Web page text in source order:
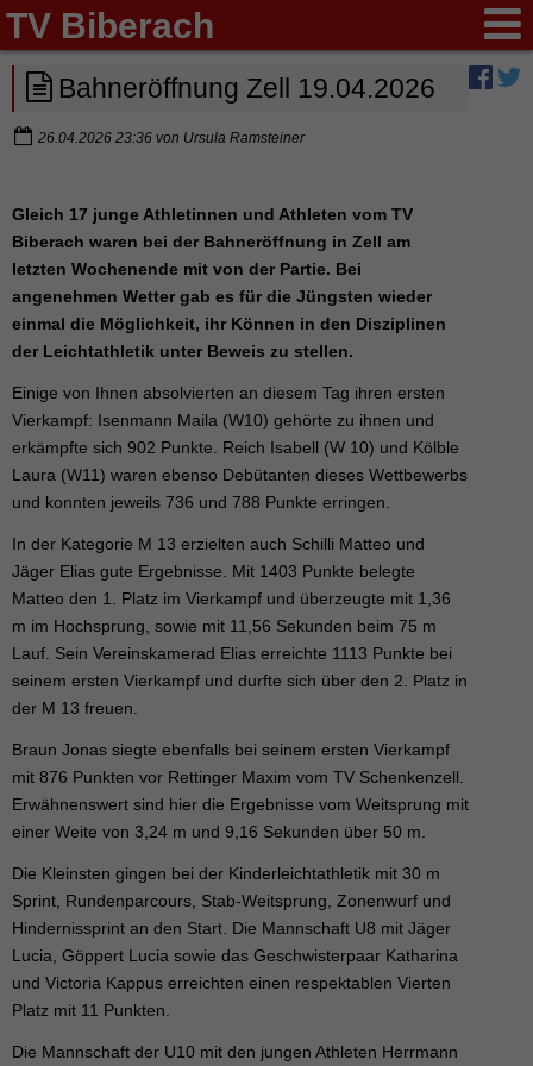
TV Biberach
Bahneröffnung Zell 19.04.2026
26.04.2026 23:36 von Ursula Ramsteiner
Gleich 17 junge Athletinnen und Athleten vom TV
Biberach waren bei der Bahneröffnung in Zell am
letzten Wochenende mit von der Partie. Bei
angenehmen Wetter gab es für die Jüngsten wieder
einmal die Möglichkeit, ihr Können in den Disziplinen
der Leichtathletik unter Beweis zu stellen.
Einige von Ihnen absolvierten an diesem Tag ihren ersten
Vierkampf: Isenmann Maila (W10) gehörte zu ihnen und
erkämpfte sich 902 Punkte. Reich Isabell (W 10) und Kölble
Laura (W11) waren ebenso Debütanten dieses Wettbewerbs
und konnten jeweils 736 und 788 Punkte erringen.
In der Kategorie M 13 erzielten auch Schilli Matteo und
Jäger Elias gute Ergebnisse. Mit 1403 Punkte belegte
Matteo den 1. Platz im Vierkampf und überzeugte mit 1,36
m im Hochsprung, sowie mit 11,56 Sekunden beim 75 m
Lauf. Sein Vereinskamerad Elias erreichte 1113 Punkte bei
seinem ersten Vierkampf und durfte sich über den 2. Platz in
der M 13 freuen.
Braun Jonas siegte ebenfalls bei seinem ersten Vierkampf
mit 876 Punkten vor Rettinger Maxim vom TV Schenkenzell.
Erwähnenswert sind hier die Ergebnisse vom Weitsprung mit
einer Weite von 3,24 m und 9,16 Sekunden über 50 m.
Die Kleinsten gingen bei der Kinderleichtathletik mit 30 m
Sprint, Rundenparcours, Stab-Weitsprung, Zonenwurf und
Hindernissprint an den Start. Die Mannschaft U8 mit Jäger
Lucia, Göppert Lucia sowie das Geschwisterpaar Katharina
und Victoria Kappus erreichten einen respektablen Vierten
Platz mit 11 Punkten.
Die Mannschaft der U10 mit den jungen Athleten Herrmann